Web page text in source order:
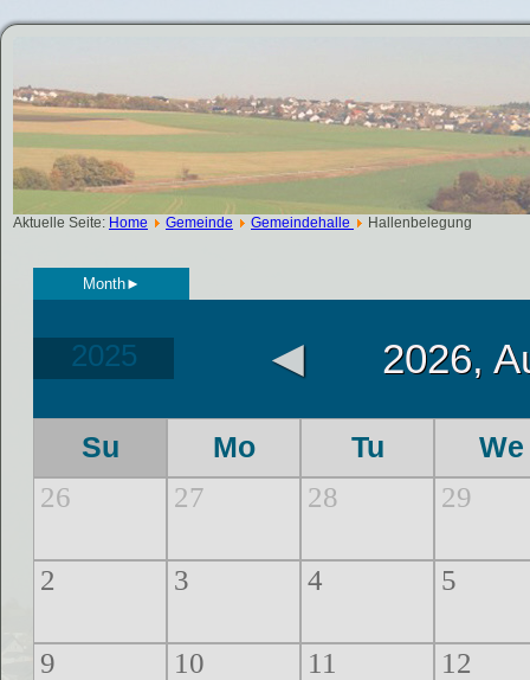
Aktuelle Seite: Home Gemeinde Gemeindehalle Hallenbelegung
Month►
2025 ◄ 2026,
Su Mo Tu We
26 27 28 29
2 3 4 5
9 10 11 12